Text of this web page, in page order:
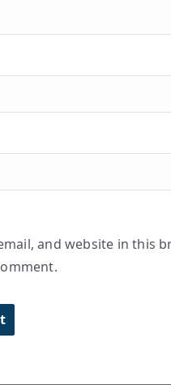
and website in this